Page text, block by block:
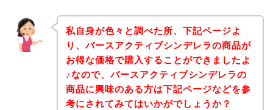
私自身が色々と調べた所、下記ページよ
り、バースアクティブシンデレラの商品が
お得な価格で購入することができましたよ
♪なので、バースアクティブシンデレラの
商品に興味のある方は下記ページなどを参
考にされてみてはいかがでしょうか？